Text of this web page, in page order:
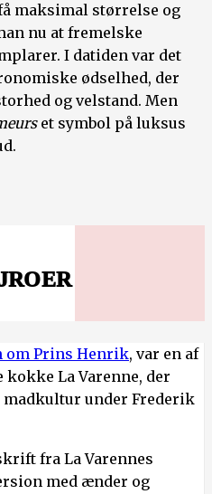
maksimal størrelse og
nu at fremelske
I datiden var det
ødselhed, der
og velstand. Men
et symbol på luksus
om Prins Henrik, var en af
La Varenne, der
madkultur under Frederik
fra La Varennes
med ænder og